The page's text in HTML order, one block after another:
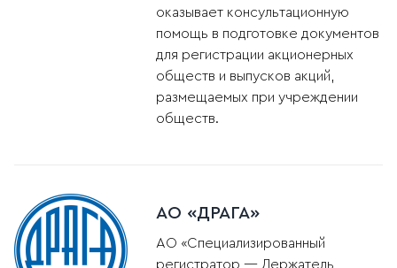
оказывает консультационную
помощь в подготовке документов
для регистрации акционерных
обществ и выпусков акций,
размещаемых при учреждении
обществ.
АО «ДРАГА»
АО «Специализированный
регистратор — Держатель